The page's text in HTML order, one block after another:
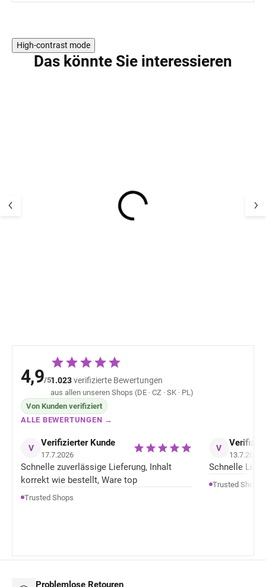
High-contrast mode
Das könnte Sie interessieren
4,9/51.023verifizierte Bewertungen
aus allen unseren Shops (DE · CZ · SK · PL)
Von Kunden verifiziert
ALLE BEWERTUNGEN →
V Verifizierter Kunde
17.7.2026
Schnelle zuverlässige Lieferung, Inhalt
korrekt wie bestellt, Ware top
Trusted Shops
V
13.7.2026
Schnelle
Trusted Shops
Problemlose Retouren